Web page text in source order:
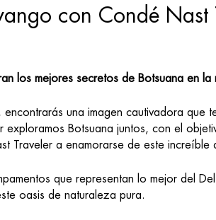
con Condé Nast
los mejores secretos de Botsuana en la
una imagen cautivadora
Botsuana juntos, con el
Traveler a enamorarse de este
que representan lo mejor del
oasis de naturaleza pura.